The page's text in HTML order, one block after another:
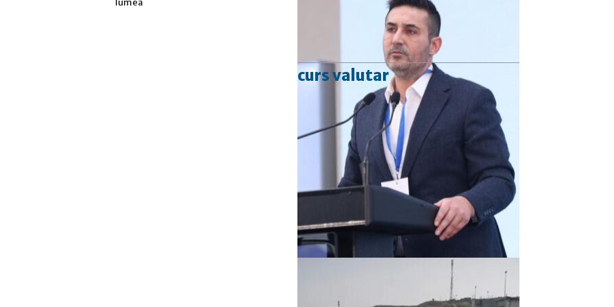
lumea
curs valutar
Curs valutar: 06 Aug 2026
EUR
: 5,2513 RON
+0,0024 ▲
USD: 4,5507 RON
+0,0027 ▲
CHF
: 5,6221 RON
+0,0011 ▲
GBP: 6,1236 RON
-0,0008 ▼
Convertor valutar
»
Rezultat: